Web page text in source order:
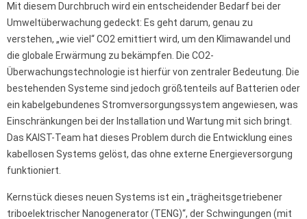
Mit diesem Durchbruch wird ein entscheidender Bedarf bei der
Umweltüberwachung gedeckt: Es geht darum, genau zu
verstehen, „wie viel“ CO2 emittiert wird, um den Klimawandel und
die globale Erwärmung zu bekämpfen. Die CO2-
Überwachungstechnologie ist hierfür von zentraler Bedeutung. Die
bestehenden Systeme sind jedoch größtenteils auf Batterien oder
ein kabelgebundenes Stromversorgungssystem angewiesen, was
Einschränkungen bei der Installation und Wartung mit sich bringt.
Das KAIST-Team hat dieses Problem durch die Entwicklung eines
kabellosen Systems gelöst, das ohne externe Energieversorgung
funktioniert.
Kernstück dieses neuen Systems ist ein „trägheitsgetriebener
triboelektrischer Nanogenerator (TENG)“, der Schwingungen (mit